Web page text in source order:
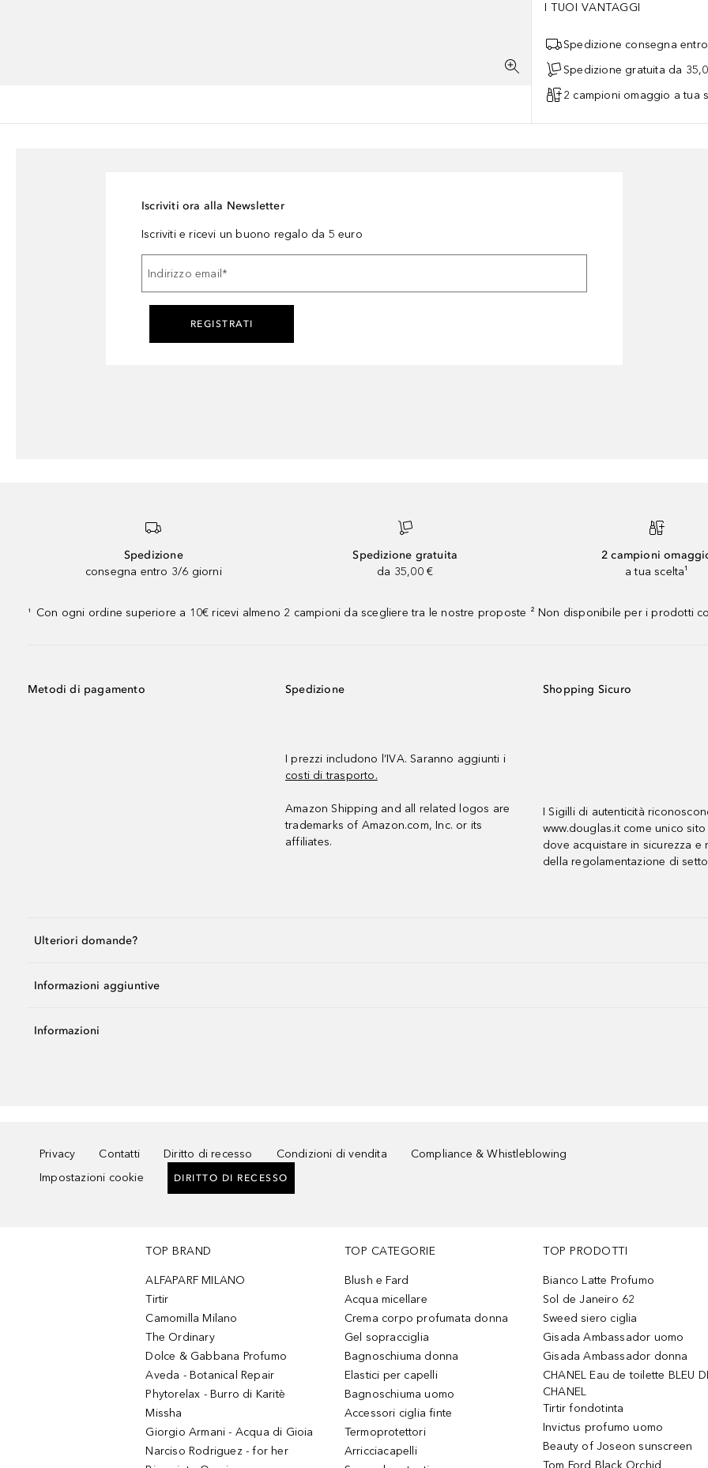
I TUOI VANTAGGI
Spedizione consegna
Spedizione gratuita da
2 campioni omaggio a tua
Iscriviti ora alla Newsletter
Iscriviti e ricevi un buono regalo da 5 euro
Indirizzo email *
REGISTRATI
Spedizione
consegna entro 3/6 giorni
Spedizione gratuita
da 35,00 €
2 campioni
a tua scelta¹
¹ Con ogni ordine superiore a 10€ ricevi almeno 2 campioni da scegliere tra le nostre proposte ² Non disponibile per i prodotti
Metodi di pagamento Spedizione
I prezzi includono l’IVA. Saranno aggiunti i
costi di trasporto.
Amazon Shipping and all related logos are
trademarks of Amazon.com, Inc. or its
affiliates.
Shopping Sicuro
I Sigilli di autenticità
www.douglas.it come unico
dove acquistare in sicurezza e
della regolamentazione di
Ulteriori domande?
Informazioni aggiuntive
Informazioni
Privacy Contatti Diritto di recesso Condizioni di vendita
Compliance & Whistleblowing
Impostazioni cookie
DIRITTO DI RECESSO
TOP BRAND
ALFAPARF MILANO
Tirtir
Camomilla Milano
The Ordinary
Dolce & Gabbana Profumo
Aveda - Botanical Repair
Phytorelax - Burro di Karitè
Missha
Giorgio Armani - Acqua di Gioia
Narciso Rodriguez - for her
TOP CATEGORIE
Blush e Fard
Acqua micellare
Crema corpo profumata donna
Gel sopracciglia
Bagnoschiuma donna
Elastici per capelli
Bagnoschiuma uomo
Accessori ciglia finte
Termoprotettori
Arricciacapelli
TOP PRODOTTI
Bianco Latte Profumo
Sol de Janeiro 62
Sweed siero ciglia
Gisada Ambassador uomo
Gisada Ambassador donna
CHANEL Eau de toilette BLEU
CHANEL
Tirtir fondotinta
Invictus profumo uomo
Beauty of Joseon sunscreen
Tom Ford Black Orchid